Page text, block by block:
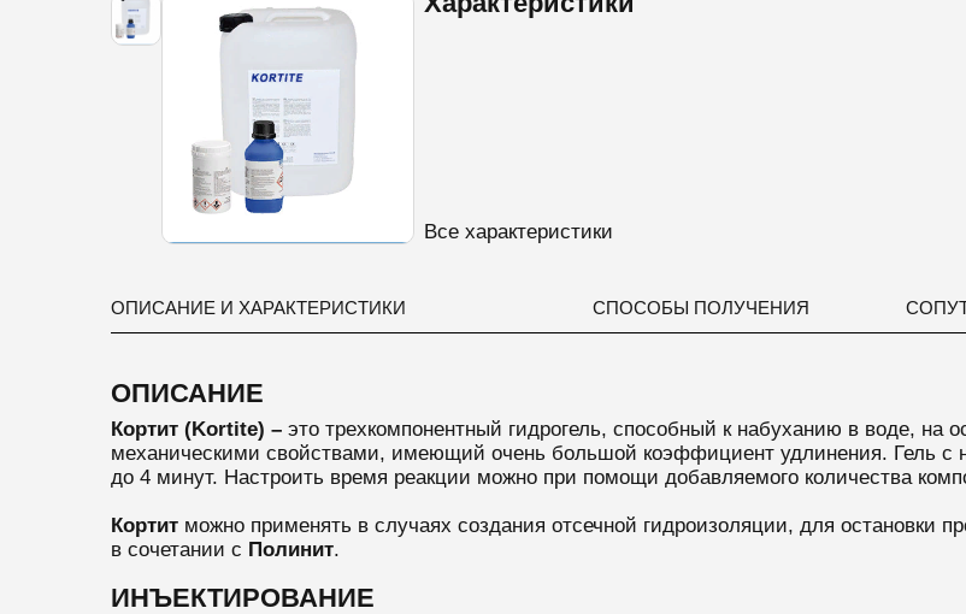
Все характеристики
ОПИСАНИЕ И ХАРАКТЕРИСТИКИ СПОСОБЫ ПОЛУЧЕНИЯ
ОПИСАНИЕ
Кортит (Kortite) –это трехкомпонентный гидрогель, способный к набуханию в воде, на
механическими свойствами, имеющий очень большой коэффициент удлинения. Гель с
до 4 минут. Настроить время реакции можно при помощи добавляемого количества
Кортитможно применять в случаях создания отсечной гидроизоляции, для остановки
в сочетании с Полинит.
ИНЪЕКТИРОВАНИЕ